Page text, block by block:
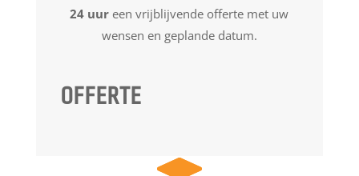
24 uur een vrijblijvende offerte met uw
wensen en geplande datum.
OFFERTE